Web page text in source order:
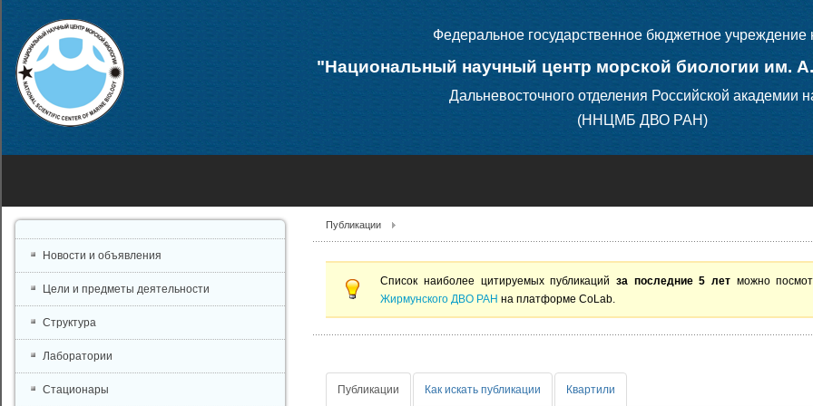
Федеральное государственное бюджетное учреждение
"Национальный научный центр морской биологии им.
Дальневосточного отделения Российской академии
(ННЦМБ ДВО РАН)
Публикации
Список наиболее цитируемых публикаций за последние 5 летможно
Жирмунского ДВО РАН на платформе CoLab.
Публикации Как искать публикации Квартили
Новости и объявления
Цели и предметы деятельности
Структура
Лаборатории
Стационары